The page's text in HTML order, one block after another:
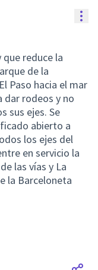
reduce la
de la
Paso hacia el mar
dar rodeos y no
sus ejes. Se
abierto a
los ejes del
en servicio la
las vías y La
la Barceloneta